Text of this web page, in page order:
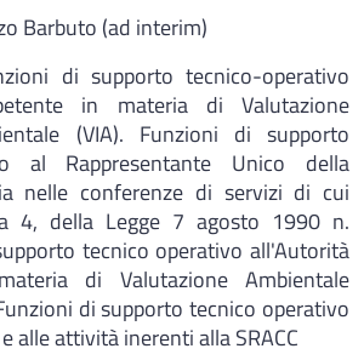
Barbuto (ad interim)
di supporto tecnico-operativo
in materia di Valutazione
(VIA). Funzioni di supporto
al Rappresentante Unico della
nelle conferenze di servizi di cui
4, della Legge 7 agosto 1990 n.
tecnico operativo all'Autorità
di Valutazione Ambientale
di supporto tecnico operativo
alle attività inerenti alla SRACC